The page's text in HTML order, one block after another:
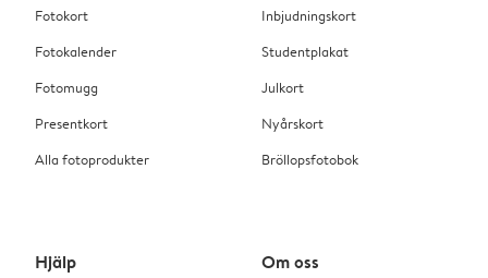
Fotokort
Fotokalender
Fotomugg
Presentkort
Alla fotoprodukter
Inbjudningskort
Studentplakat
Julkort
Nyårskort
Bröllopsfotobok
Hjälp Om oss